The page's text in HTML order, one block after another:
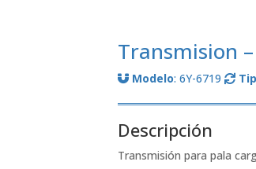
Transmision
Modelo: 6Y-6719
Descripción
Transmisión para pala